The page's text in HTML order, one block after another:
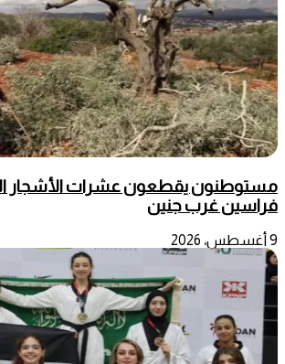
مستوطنون يقطعون عشرات الأشجار
فراسين غرب جنين
9 أغسطس، 2026